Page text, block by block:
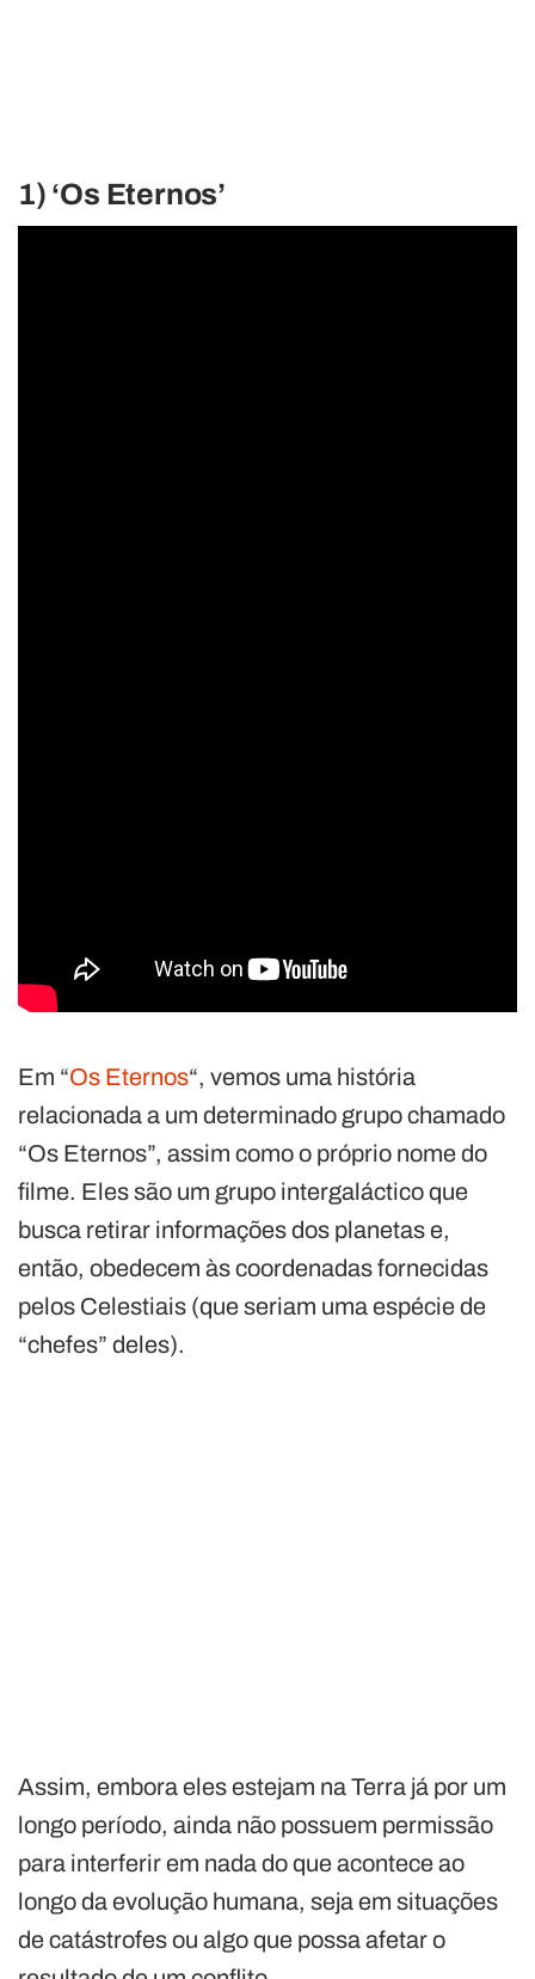
1) ‘Os Eternos’
Em “Os Eternos“, vemos uma história
relacionada a um determinado grupo chamado
“Os Eternos”, assim como o próprio nome do
filme. Eles são um grupo intergaláctico que
busca retirar informações dos planetas e,
então, obedecem às coordenadas fornecidas
pelos Celestiais (que seriam uma espécie de
“chefes” deles).
Assim, embora eles estejam na Terra já por um
longo período, ainda não possuem permissão
para interferir em nada do que acontece ao
longo da evolução humana, seja em situações
de catástrofes ou algo que possa afetar o